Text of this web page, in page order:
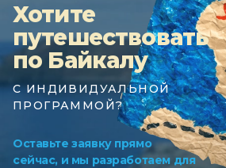
Хотите
путешествовать
по Байкалу
С ИНДИВИДУАЛЬНОЙ
ПРОГРАММОЙ?
Оставьте заявку прямо
сейчас, и мы разработаем для